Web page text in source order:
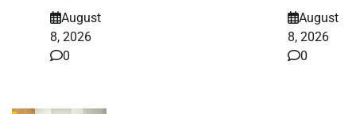
August
8, 2026
0
August
8, 2026
0